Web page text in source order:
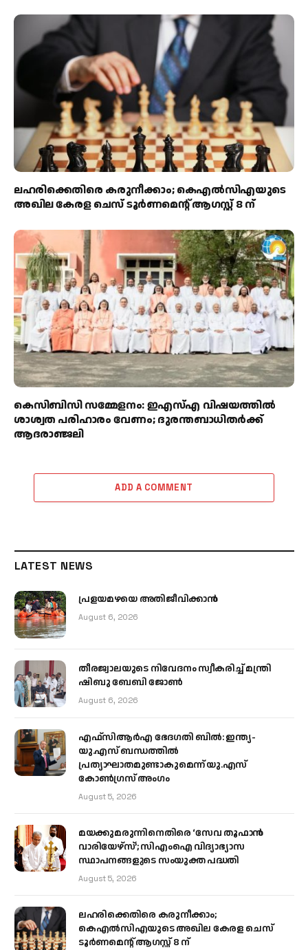
ലഹരിക്കെതിരെ കരുനീക്കാം; കെഎൽസിഎയുടെ
അഖില കേരള ചെസ് ടൂർണമെന്റ് ആഗസ്റ്റ് 8 ന്
കെസിബിസി സമ്മേളനം: ഇഎസ്എ വിഷയത്തിൽ
ശാശ്വത പരിഹാരം വേണം; ദുരന്തബാധിതർക്ക്
ആദരാഞ്ജലി
ADD A COMMENT
LATEST NEWS
പ്രളയമഴയെ അതിജീവിക്കാന്‍
August 6, 2026
തീരജ്വാലയുടെ നിവേദനം സ്വീകരിച്ച് മന്ത്രി
ഷിബു ബേബി ജോൺ
August 6, 2026
എഫ്‌സിആർഎ ഭേദഗതി ബിൽ: ഇന്ത്യ-
യു.എസ് ബന്ധത്തിൽ
പ്രത്യാഘാതമുണ്ടാകുമെന്ന് യു.എസ്
കോൺഗ്രസ് അംഗം
August 5, 2026
മയക്കുമരുന്നിനെതിരെ ‘സേവ തൂഫാൻ
വാരിയേഴ്‌സ്’; സിഎംഐ വിദ്യാഭ്യാസ
സ്ഥാപനങ്ങളുടെ സംയുക്ത പദ്ധതി
August 5, 2026
ലഹരിക്കെതിരെ കരുനീക്കാം;
കെഎൽസിഎയുടെ അഖില കേരള ചെസ്
ടൂർണമെന്റ് ആഗസ്റ്റ് 8 ന്